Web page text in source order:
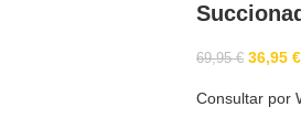
69,95€ 36,95 €
Consultar por